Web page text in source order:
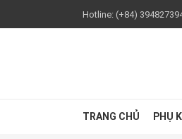
Hotline: (+84)
TRANG CHỦ PHỤ